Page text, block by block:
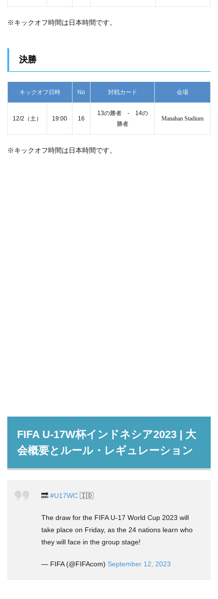
※キックオフ時間は日本時間です。
決勝
キックオフ日時 No 対戦カード 会場
12/2（土） 19:00 16
13の勝者 ‐ 14の
勝者
Manahan Stadium
※キックオフ時間は日本時間です。
FIFA U-17W杯インドネシア2023 | 大
会概要とルール・レギュレーション
🔜 #U17WC 🇮🇩
The draw for the FIFA U-17 World Cup 2023 will
take place on Friday, as the 24 nations learn who
they will face in the group stage!
— FIFA (@FIFAcom) September 12, 2023